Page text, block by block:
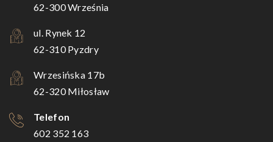
62-300 Września
ul. Rynek 12
62-310 Pyzdry
Wrzesińska 17b
62-320 Miłosław
Telefon
602 352 163